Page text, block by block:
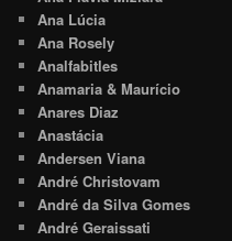
Ana Lúcia
Ana Rosely
Analfabitles
Anamaria & Maurício
Anares Diaz
Anastácia
Andersen Viana
André Christovam
André da Silva Gomes
André Geraissati